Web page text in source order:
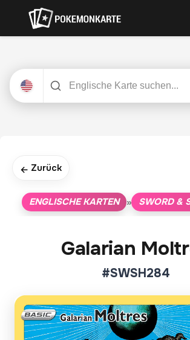
← Zurück
ENGLISCHE KARTEN » SWORD &
Galarian
#SWSH284